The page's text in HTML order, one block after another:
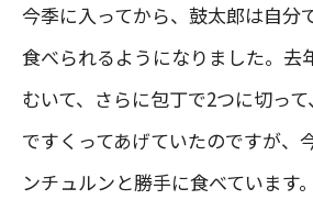
今季に入ってから、鼓太郎は自分
食べられるようになりました。去
むいて、さらに包丁で2つに切っ
ですくってあげていたのですが、
ンチュルンと勝手に食べています。